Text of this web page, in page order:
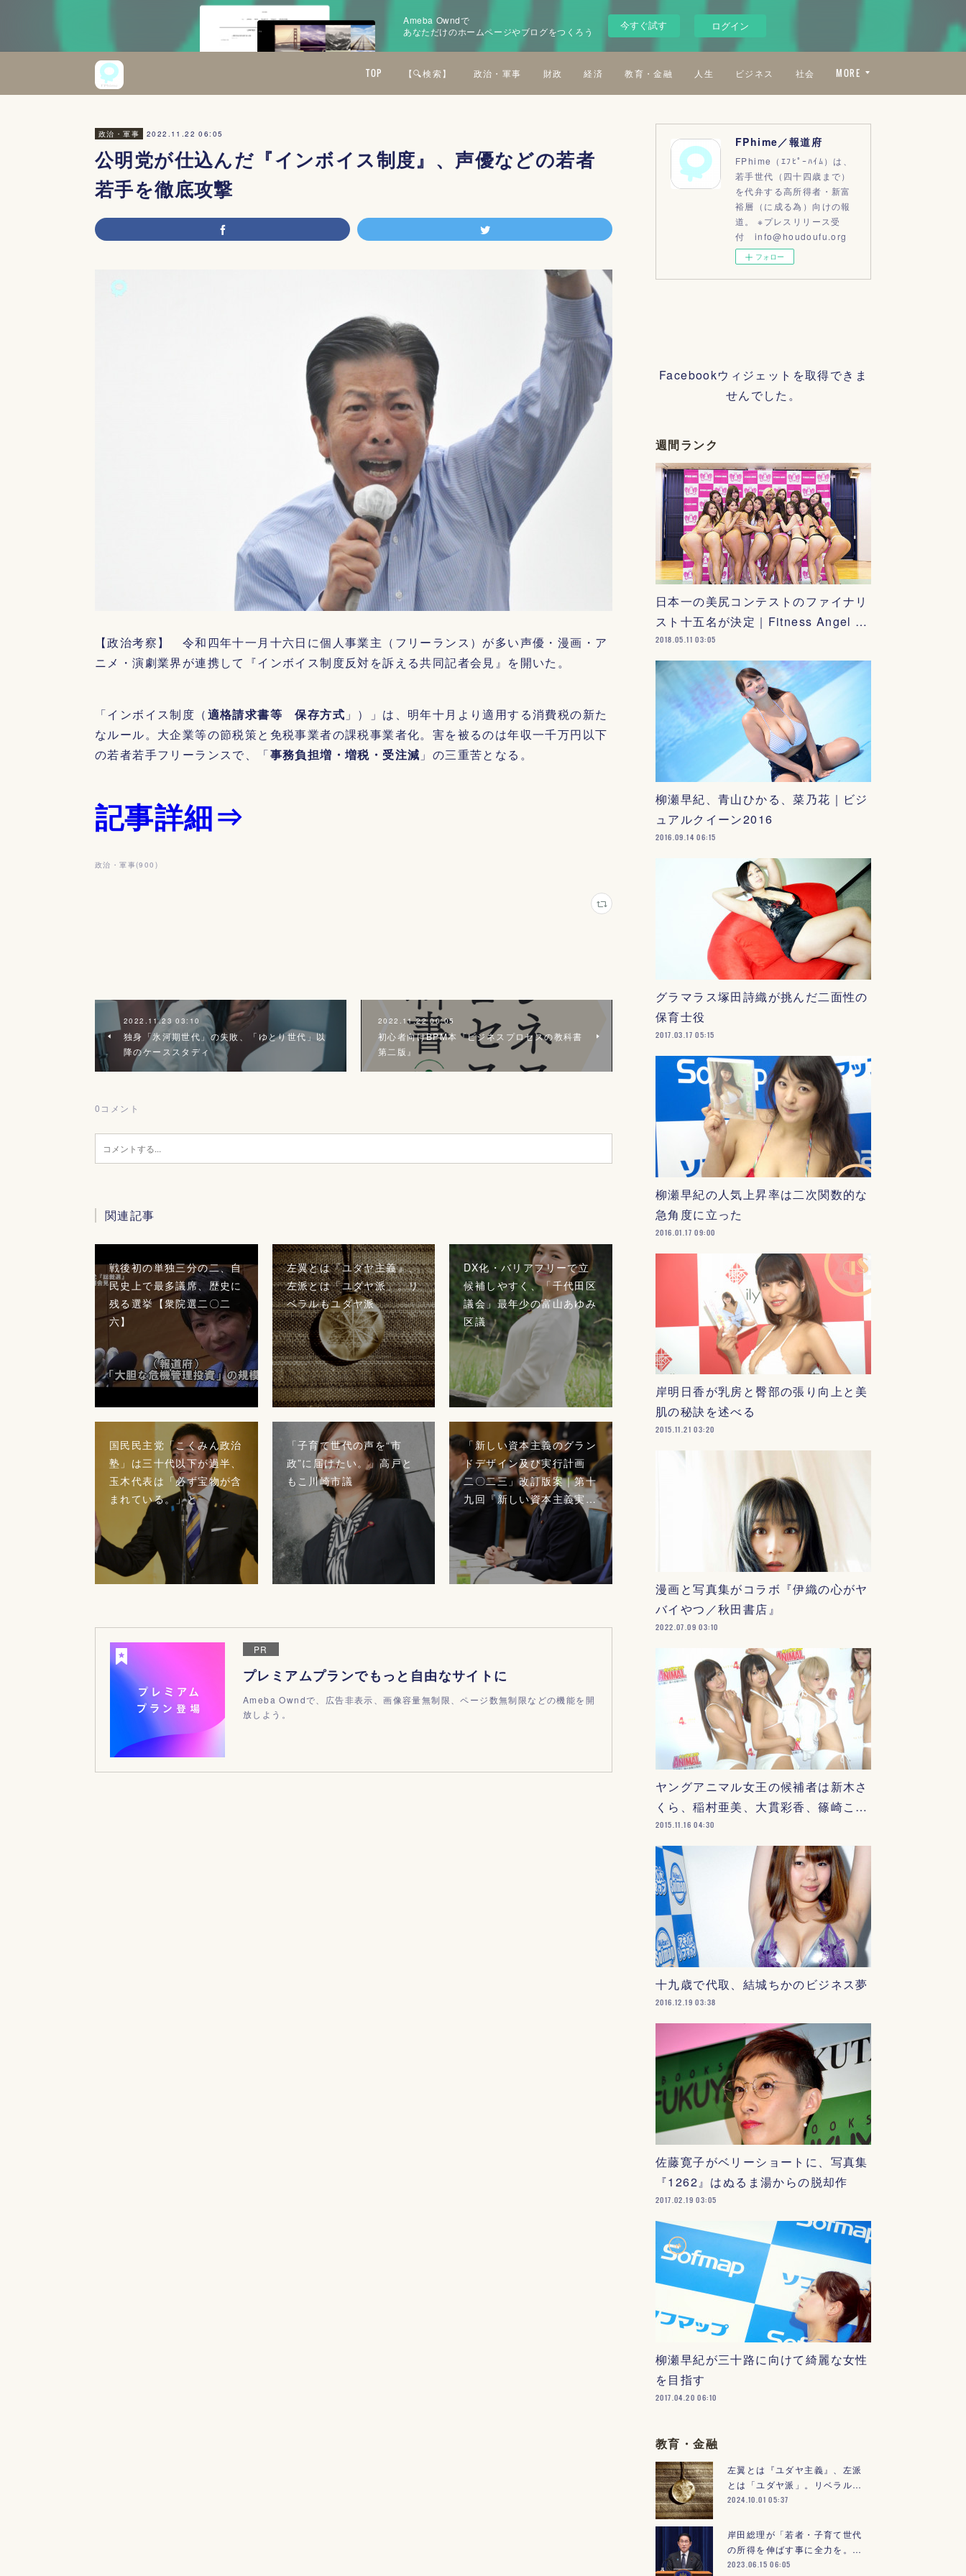
Ameba Owndで
あなただけのホームページやブログをつくろう
今すぐ試す ログイン
TOP 【🔍検索】 政治・軍事 財政 経済 教育・金融 人生 ビジネス 社会 MORE
政治・軍事 2022.11.22 06:05
公明党が仕込んだ『インボイス制度』、声優などの若者
若手を徹底攻撃
【政治考察】 令和四年十一月十六日に個人事業主（フリーランス）が多い声優・漫画・ア
ニメ・演劇業界が連携して『インボイス制度反対を訴える共同記者会見』を開いた。
「インボイス制度（適格請求書等 保存方式 」）」は、明年十月より適用する消費税の新た
なルール。大企業等の節税策と免税事業者の課税事業者化。害を被るのは年収一千万円以下
の若者若手フリーランスで、「事務負担増・増税・受注減 」の三重苦となる。
記事詳細⇒
政治・軍事(900 )
2022.11.23 03:10
独身「氷河期世代」の失敗、「ゆとり世代」以
降のケーススタディ
2022.11.22 00:05
初心者向けBPM本『ビジネスプロセスの教科書
第二版』
0 コメント
関連記事
戦後初の単独三分の二、自
民史上で最多議席、歴史に
残る選挙【衆院選二〇二
六】
左翼とは『ユダヤ主義』、
左派とは「ユダヤ派」。リ
ベラルもユダヤ派
DX化・バリアフリーで立
候補しやすく、「千代田区
議会」最年少の富山あゆみ
区議
国民民主党「こくみん政治
塾」は三十代以下が過半、
玉木代表は「必ず宝物が含
まれている。」と
「子育て世代の声を“市
政”に届けたい。」高戸と
もこ川崎市議
「新しい資本主義のグラン
ドデザイン及び実行計画
二〇二三」改訂版案｜第十
九回『新しい資本主義実…
PR
プレミアムプランでもっと自由なサイトに
Ameba Owndで、広告非表示、画像容量無制限、ページ数無制限などの機能を開
放しよう。
FPhime／報道府
FPhime（ｴﾌﾋﾟｰﾊｲﾑ）は、
若手世代（四十四歳まで）
を代弁する高所得者・新富
裕層（に成る為）向けの報
道。 ※プレスリリース受
付 info@houdoufu.org
フォロー
Facebookウィジェットを取得できま
せんでした。
週間ランク
日本一の美尻コンテストのファイナリ
スト十五名が決定｜Fitness Angel …
2018.05.11 03:05
柳瀬早紀、青山ひかる、菜乃花｜ビジ
ュアルクイーン2016
2016.09.14 06:15
グラマラス塚田詩織が挑んだ二面性の
保育士役
2017.03.17 05:15
柳瀬早紀の人気上昇率は二次関数的な
急角度に立った
2016.01.17 09:00
岸明日香が乳房と臀部の張り向上と美
肌の秘訣を述べる
2015.11.21 03:20
漫画と写真集がコラボ『伊織の心がヤ
バイやつ／秋田書店』
2022.07.09 03:10
ヤングアニマル女王の候補者は新木さ
くら、稲村亜美、大貫彩香、篠崎こ…
2015.11.16 04:30
十九歳で代取、結城ちかのビジネス夢
2016.12.19 03:38
佐藤寛子がベリーショートに、写真集
『1262』はぬるま湯からの脱却作
2017.02.19 03:05
柳瀬早紀が三十路に向けて綺麗な女性
を目指す
2017.04.20 06:10
教育・金融
左翼とは『ユダヤ主義』、左派
とは「ユダヤ派」。リベラル…
2024.10.01 05:37
岸田総理が「若者・子育て世代
の所得を伸ばす事に全力を。…
2023.06.15 06:05